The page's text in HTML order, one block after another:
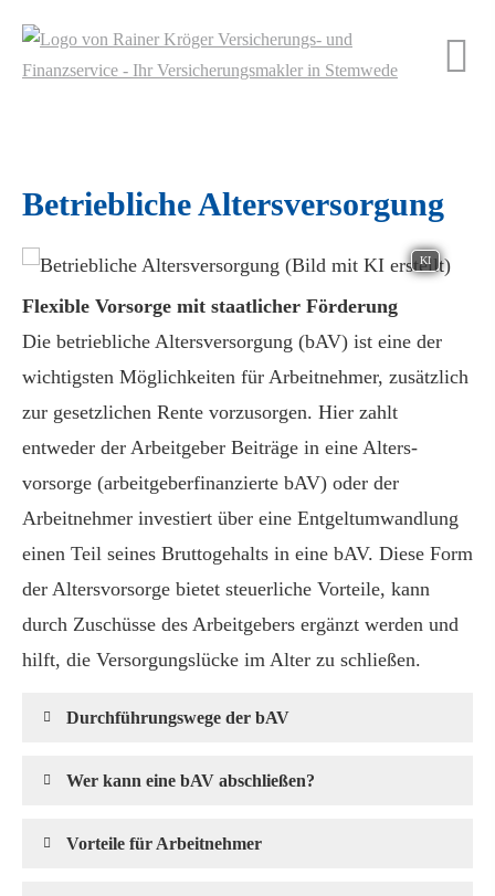
Betriebliche Altersversorgung
KI
Flexible Vorsorge mit staatlicher Förderung
Die betriebliche Altersversorgung (bAV) ist eine der
wichtigsten Möglichkeiten für Arbeitnehmer, zusätzlich
zur gesetzlichen Rente vorzusorgen. Hier zahlt
entweder der Arbeitgeber Beiträge in eine Alters­
vorsorge (arbeitgeberfinanzierte bAV) oder der
Arbeitnehmer investiert über eine Entgeltumwandlung
einen Teil seines Bruttogehalts in eine bAV. Diese Form
der Alters­vorsorge bietet steuerliche Vorteile, kann
durch Zuschüsse des Arbeitgebers ergänzt werden und
hilft, die Versorgungslücke im Alter zu schließen.
Durchführungswege der bAV
Wer kann eine bAV abschließen?
Vorteile für Arbeitnehmer